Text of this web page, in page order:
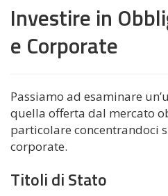
Investire in
e Corporate
Passiamo ad esaminare
quella offerta dal mercato
particolare concentrandoci
corporate.
Titoli di Stato